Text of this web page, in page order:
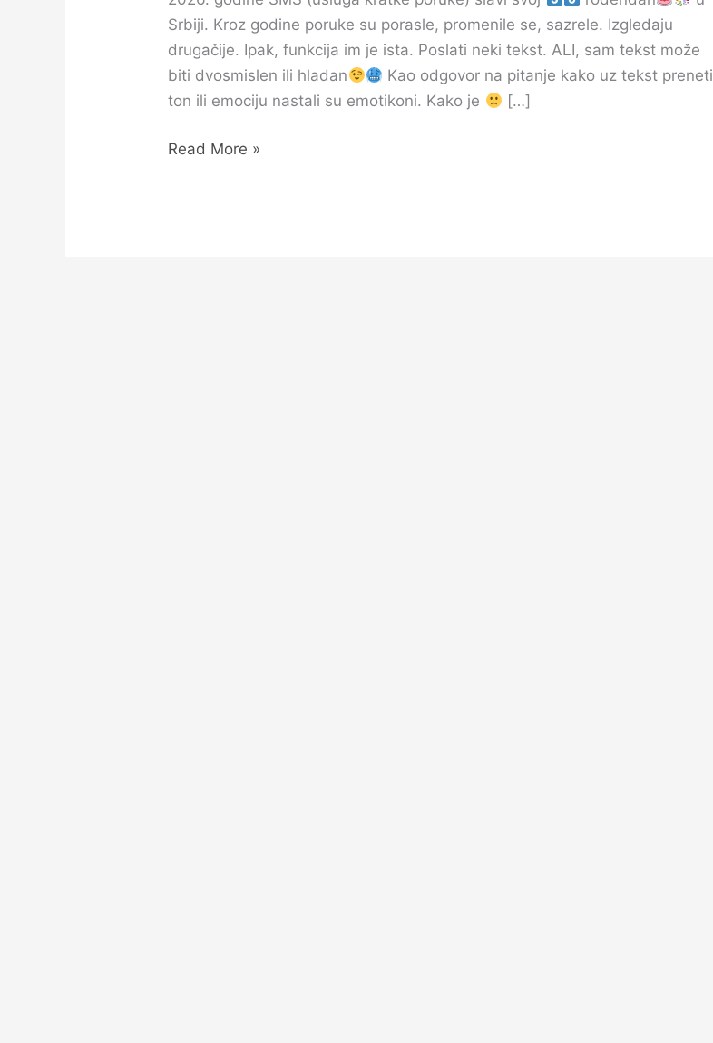
Srbiji. Kroz godine poruke su porasle, promenile se, sazrele. Izgledaju
drugačije. Ipak, funkcija im je ista. Poslati neki tekst. ALI, sam tekst može
biti dvosmislen ili hladan
Kao odgovor na pitanje kako uz tekst preneti
ton ili emociju nastali su emotikoni. Kako je
[…]
Read More »